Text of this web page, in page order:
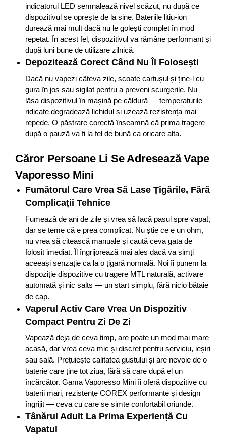
indicatorul LED semnalează nivel scăzut, nu după ce
dispozitivul se oprește de la sine. Bateriile litiu-ion
durează mai mult dacă nu le golești complet în mod
repetat. În acest fel, dispozitivul va rămâne performant și
după luni bune de utilizare zilnică.
Depozitează Corect Când Nu Îl Folosești
Dacă nu vapezi câteva zile, scoate cartușul și ține-l cu
gura în jos sau sigilat pentru a preveni scurgerile. Nu
lăsa dispozitivul în mașină pe căldură — temperaturile
ridicate degradează lichidul și uzează rezistența mai
repede. O păstrare corectă înseamnă că prima tragere
după o pauză va fi la fel de bună ca oricare alta.
Căror Persoane Li Se Adresează Vape
Vaporesso Mini
Fumătorul Care Vrea Să Lase Țigările, Fără
Complicații Tehnice
Fumează de ani de zile și vrea să facă pasul spre vapat,
dar se teme că e prea complicat. Nu știe ce e un ohm,
nu vrea să citească manuale și caută ceva gata de
folosit imediat. Îl îngrijorează mai ales dacă va simți
aceeași senzație ca la o țigară normală. Noi îi punem la
dispoziție dispozitive cu tragere MTL naturală, activare
automată și nic salts — un start simplu, fără nicio bătaie
de cap.
Vaperul Activ Care Vrea Un Dispozitiv
Compact Pentru Zi De Zi
Vapează deja de ceva timp, are poate un mod mai mare
acasă, dar vrea ceva mic și discret pentru serviciu, ieșiri
sau sală. Prețuiește calitatea gustului și are nevoie de o
baterie care ține tot ziua, fără să care după el un
încărcător. Gama Vaporesso Mini îi oferă dispozitive cu
baterii mari, rezistențe COREX performante și design
îngrijit — ceva cu care se simte confortabil oriunde.
Tânărul Adult La Prima Experiență Cu
Vapatul